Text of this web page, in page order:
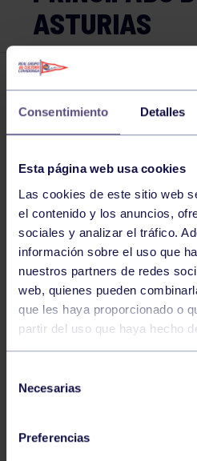
Consentimiento Detalles
Esta página web usa cookies
Las cookies de este sitio web
el contenido y los anuncios,
sociales y analizar el tráfico.
información sobre el uso que
nuestros partners de redes
web, quienes pueden
que les haya proporcionado o
partir del uso que haya hecho
Necesarias
Preferencias
ASTURIAS
Natación
Comparte
NOTICIAS
Natación 27 Jul 2026
CAMPEONATO DE